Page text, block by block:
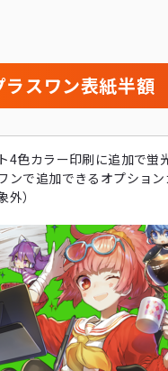
スワン表紙半額
4色カラー印刷に追加で蛍
ンで追加できるオプショ
外）